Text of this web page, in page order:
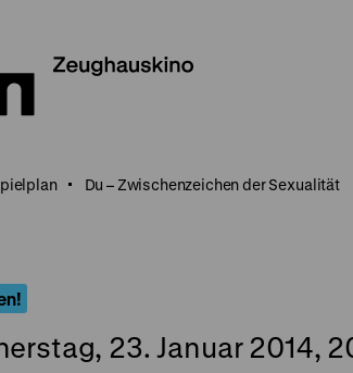
Du – Zwischenzeichen der Sexualität
23. Januar 2014,